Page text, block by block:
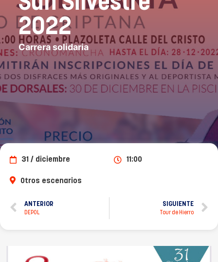
2022
Carrera solidaria
31 / diciembre 11:00
Otros escenarios
ANTERIOR
DEPOL
SIGUIENTE
Tour de Hierro